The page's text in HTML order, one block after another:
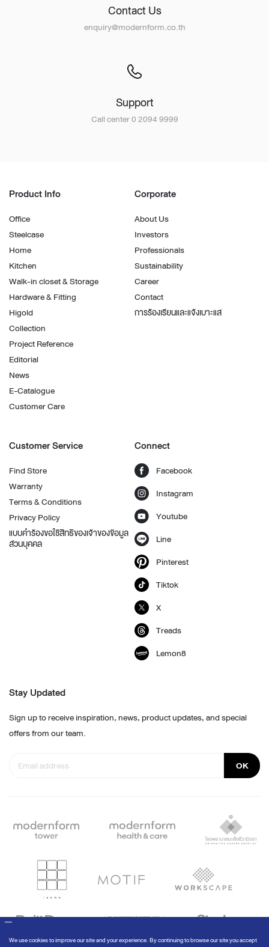
Contact Us
enquiry@modernform.co.th
Support
Call center 0 2094 9999
Product Info
Office
Steelcase
Home
Kitchen
Walk-in closet & Storage
Hardware & Fitting
Higold
Collection
Project Reference
Editorial
News
E-Catalogue
Customer Care
Corporate
About Us
Investors
Professionals
Sustainability
Career
Contact
การร้องเรียนและแจ้งเบาะแส
Customer Service
Find Store
Warranty
Terms & Conditions
Privacy Policy
แบบคำร้องขอใช้สิทธิของเจ้าของข้อมูล
ส่วนบุคคล
Connect
Facebook
Instagram
Youtube
Line
Pinterest
Tiktok
X
Treads
Lemon8
Stay Updated
Sign up to receive inspiration, news, product updates, and special
offers from our team.
OK